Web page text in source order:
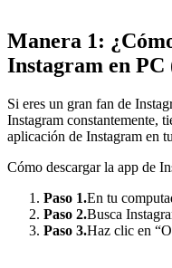
Manera 1:
Instagram en
Si eres un gran fan de
Instagram constantemente,
aplicación de Instagram en
Cómo descargar la app de
Paso 1.En tu
Paso 2.Busca
Paso 3.Haz clic en